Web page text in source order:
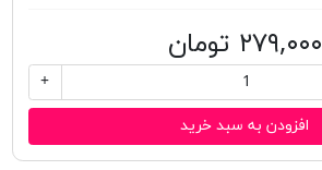
۲۷۹,۰۰۰ تومان
+
افزودن به سبد خرید